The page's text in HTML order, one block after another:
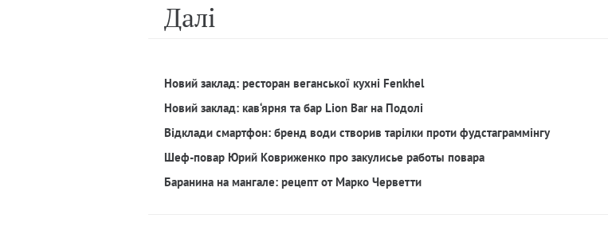
Далi
Новий заклад: ресторан веганської кухні Fenkhel
Новий заклад: кав‘ярня та бар Lion Bar на Подолі
Відклади смартфон: бренд води створив тарілки проти фудстаграммінгу
Шеф-повар Юрий Ковриженко про закулисье работы повара
Баранина на мангале: рецепт от Марко Черветти